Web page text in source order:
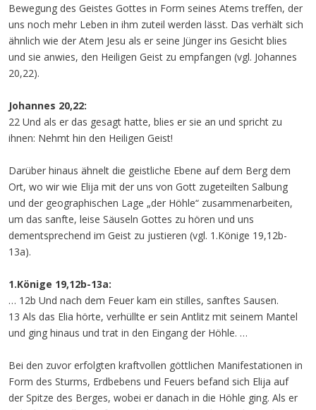
Bewegung des Geistes Gottes in Form seines Atems treffen, der
uns noch mehr Leben in ihm zuteil werden lässt. Das verhält sich
ähnlich wie der Atem Jesu als er seine Jünger ins Gesicht blies
und sie anwies, den Heiligen Geist zu empfangen (vgl. Johannes
20,22).
Johannes 20,22:
22 Und als er das gesagt hatte, blies er sie an und spricht zu
ihnen: Nehmt hin den Heiligen Geist!
Darüber hinaus ähnelt die geistliche Ebene auf dem Berg dem
Ort, wo wir wie Elija mit der uns von Gott zugeteilten Salbung
und der geographischen Lage „der Höhle“ zusammenarbeiten,
um das sanfte, leise Säuseln Gottes zu hören und uns
dementsprechend im Geist zu justieren (vgl. 1.Könige 19,12b-
13a).
1.Könige 19,12b-13a:
… 12b Und nach dem Feuer kam ein stilles, sanftes Sausen.
13 Als das Elia hörte, verhüllte er sein Antlitz mit seinem Mantel
und ging hinaus und trat in den Eingang der Höhle. …
Bei den zuvor erfolgten kraftvollen göttlichen Manifestationen in
Form des Sturms, Erdbebens und Feuers befand sich Elija auf
der Spitze des Berges, wobei er danach in die Höhle ging. Als er